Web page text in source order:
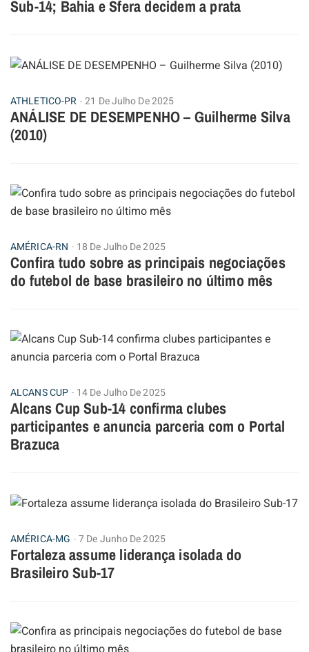
Sub-14; Bahia e Sfera decidem a prata
ATHLETICO-PR 21 De Julho De 2025
ANÁLISE DE DESEMPENHO – Guilherme Silva
(2010)
AMÉRICA-RN 18 De Julho De 2025
Confira tudo sobre as principais negociações
do futebol de base brasileiro no último mês
ALCANS CUP 14 De Julho De 2025
Alcans Cup Sub-14 confirma clubes
participantes e anuncia parceria com o Portal
Brazuca
AMÉRICA-MG 7 De Junho De 2025
Fortaleza assume liderança isolada do
Brasileiro Sub-17